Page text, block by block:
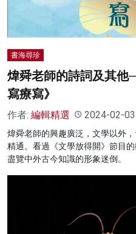
書海尋珍
煒舜老師的詩詞及其他
寫療寫》
作者: 編輯精選 2024-02-03
煒舜老師的興趣廣泛，文學以外
精通。看過《文學放得開》節目
盡覽中外古今知識的形象迷倒。